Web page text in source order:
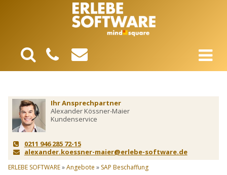
Ihr Ansprechpartner
Alexander Kössner-Maier
Kundenservice
0211 946 285 72-15
alexander.koessner-maier@erlebe-software.de
ERLEBE SOFTWARE»Angebote » SAP Beschaffung